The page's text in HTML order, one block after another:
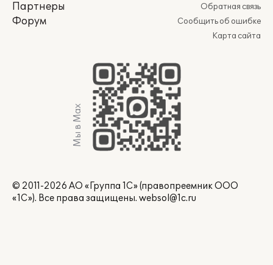
Партнеры
Форум
Обратная связь
Сообщить об ошибке
Карта сайта
Мы в Max
© 2011-2026 АО «Группа 1С» (правопреемник ООО
«1С»). Все права защищены. websol@1c.ru